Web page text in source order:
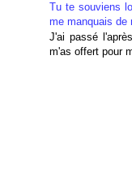
Tu te souviens
me manquais de
J'ai passé
m'as offert pour